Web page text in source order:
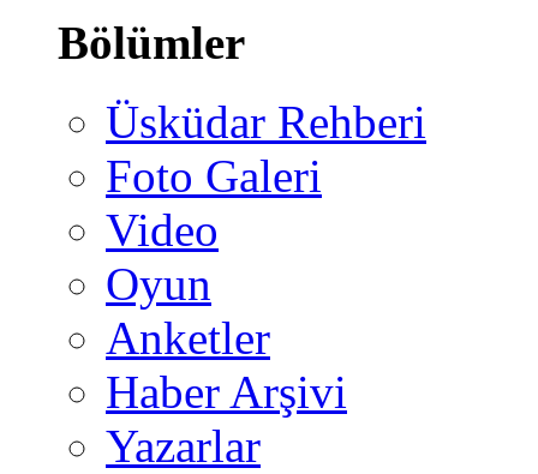
Bölümler
Üsküdar Rehberi
Foto Galeri
Video
Oyun
Anketler
Haber Arşivi
Yazarlar